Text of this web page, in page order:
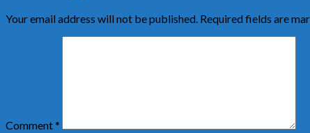
Your email address will not be published. Required fields are
Comment*